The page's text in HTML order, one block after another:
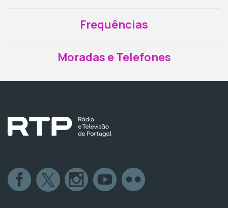
Frequências
Moradas e Telefones